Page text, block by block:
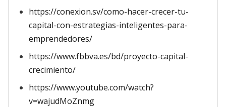
https://conexion.sv/como-hacer-crecer-tu-
capital-con-estrategias-inteligentes-para-
emprendedores/
https://www.fbbva.es/bd/proyecto-capital-
crecimiento/
https://www.youtube.com/watch?
v=wajudMoZnmg